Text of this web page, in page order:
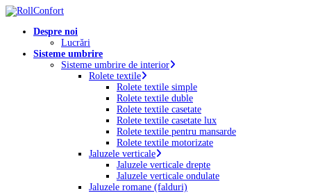
Skip
main
Menu
Despre noi
Lucrări
Sisteme umbrire
Sisteme umbrire de interior
Rolete textile
Rolete textile simple
Rolete textile duble
Rolete textile casetate
Rolete textile casetate lux
Rolete textile pentru mansarde
Rolete textile motorizate
Jaluzele verticale
Jaluzele verticale drepte
Jaluzele verticale ondulate
Jaluzele romane (falduri)